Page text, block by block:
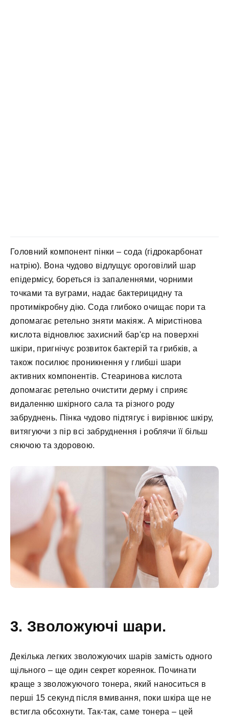
Головний компонент пінки – сода (гідрокарбонат
натрію). Вона чудово відлущує ороговілий шар
епідермісу, бореться із запаленнями, чорними
точками та вуграми, надає бактерицидну та
протимікробну дію. Сода глибоко очищає пори та
допомагає ретельно зняти макіяж. А міристінова
кислота відновлює захисний бар'єр на поверхні
шкіри, пригнічує розвиток бактерій та грибків, а
також посилює проникнення у глибші шари
активних компонентів. Стеаринова кислота
допомагає ретельно очистити дерму і сприяє
видаленню шкірного сала та різного роду
забруднень. Пінка чудово підтягує і вирівнює шкіру,
витягуючи з пір всі забруднення і роблячи її більш
сяючою та здоровою.
3. Зволожуючі шари.
Декілька легких зволожуючих шарів замість одного
щільного – ще один секрет кореянок. Починати
краще з зволожуючого тонера, який наноситься в
перші 15 секунд після вмивання, поки шкіра ще не
встигла обсохнути. Так-так, саме тонера – цей